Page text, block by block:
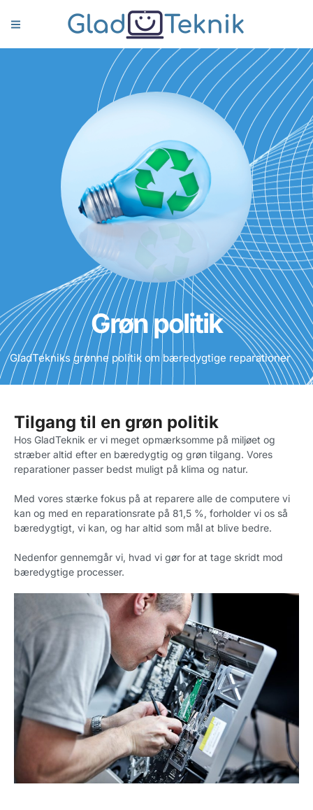
Grøn politik
GladTekniks grønne politik om bæredygtige reparationer
Tilgang til en grøn politik
Hos GladTeknik er vi meget opmærksomme på miljøet og
stræber altid efter en bæredygtig og grøn tilgang. Vores
reparationer passer bedst muligt på klima og natur.
Med vores stærke fokus på at reparere alle de computere vi
kan og med en reparationsrate på 81,5 %, forholder vi os så
bæredygtigt, vi kan, og har altid som mål at blive bedre.
Nedenfor gennemgår vi, hvad vi gør for at tage skridt mod
bæredygtige processer.